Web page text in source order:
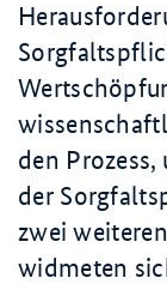
den
der
zwei
widmeten